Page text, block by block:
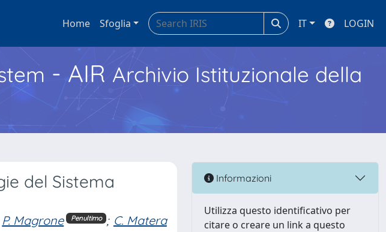
Home Sfoglia IT LOGIN
- AIR Archivio Istituzionale della
del Sistema
P. Magrone Penultimo ; C. Matera
Informazioni
Utilizza questo identificativo per
citare o creare un link a questo